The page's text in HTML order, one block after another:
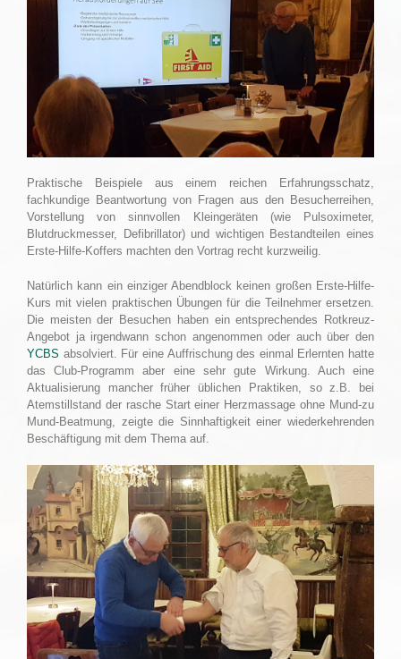
Praktische Beispiele aus einem reichen Erfahrungsschatz,
fachkundige Beantwortung von Fragen aus den Besucherreihen,
Vorstellung von sinnvollen Kleingeräten (wie Pulsoximeter,
Blutdruckmesser, Defibrillator) und wichtigen Bestandteilen eines
Erste-Hilfe-Koffers machten den Vortrag recht kurzweilig.
Natürlich kann ein einziger Abendblock keinen großen Erste-Hilfe-
Kurs mit vielen praktischen Übungen für die Teilnehmer ersetzen.
Die meisten der Besuchen haben ein entsprechendes Rotkreuz-
Angebot ja irgendwann schon angenommen oder auch über den
YCBS absolviert. Für eine Auffrischung des einmal Erlernten hatte
das Club-Programm aber eine sehr gute Wirkung. Auch eine
Aktualisierung mancher früher üblichen Praktiken, so z.B. bei
Atemstillstand der rasche Start einer Herzmassage ohne Mund-zu
Mund-Beatmung, zeigte die Sinnhaftigkeit einer wiederkehrenden
Beschäftigung mit dem Thema auf.